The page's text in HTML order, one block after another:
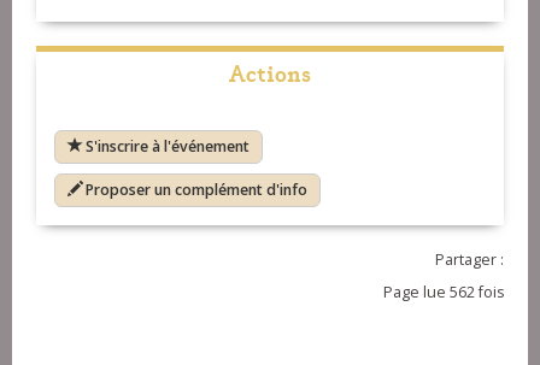
Actions
S'inscrire à l'événement
Proposer un complément d'info
Partager :
Page lue 562 fois